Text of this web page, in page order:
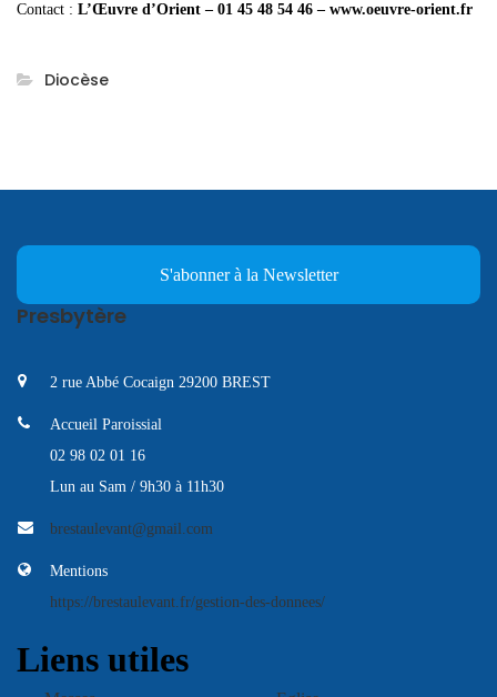
Contact : L’Œuvre d’Orient – 01 45 48 54 46 – www.oeuvre-orient.fr
Diocèse
S'abonner à la Newsletter
Presbytère
2 rue Abbé Cocaign 29200 BREST
Accueil Paroissial
02 98 02 01 16
Lun au Sam / 9h30 à 11h30
brestaulevant@gmail.com
Mentions
https://brestaulevant.fr/gestion-des-donnees/
Liens utiles